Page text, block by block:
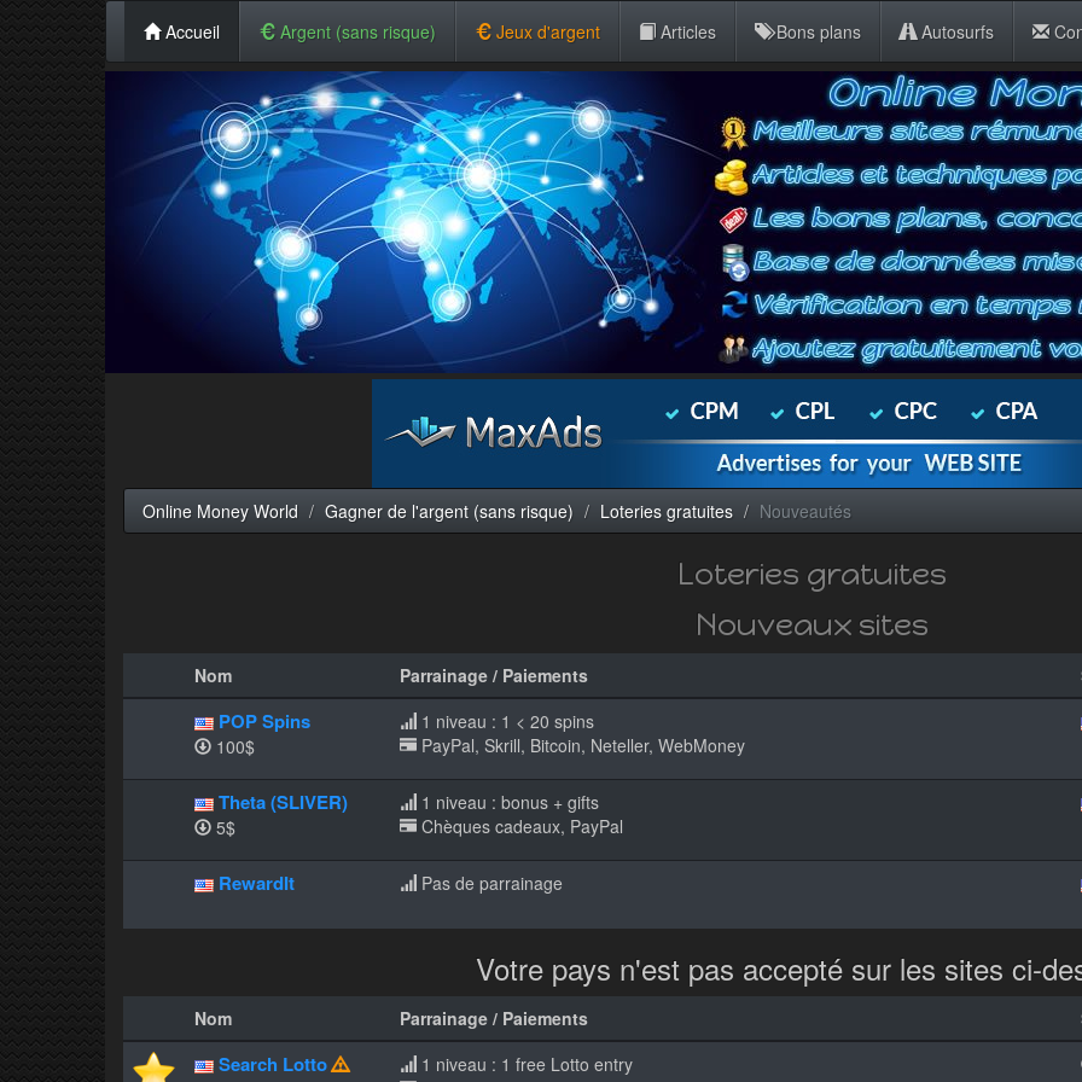
Accueil Argent (sans risque) Jeux d'argent Articles Bons plans Autosurfs
Online Money World Gagner de l'argent (sans risque) Loteries gratuites Nouveautés
Loteries gratuites
Nouveaux sites
Nom Parrainage / Paiements
POP Spins
100$
1 niveau : 1 < 20 spins
PayPal, Skrill, Bitcoin, Neteller, WebMoney
Theta (SLIVER)
5$
1 niveau : bonus + gifts
Chèques cadeaux, PayPal
RewardIt Pas de parrainage
Votre pays n'est pas accepté sur les sites ci-
Nom Parrainage / Paiements
Search Lotto
1 niveau : 1 free Lotto entry